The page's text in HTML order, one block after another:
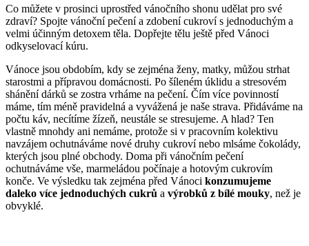
Co můžete v prosinci uprostřed vánočního shonu udělat pro své
zdraví? Spojte vánoční pečení a zdobení cukroví s jednoduchým a
velmi účinným detoxem těla. Dopřejte tělu ještě před Vánoci
odkyselovací kúru.
Vánoce jsou obdobím, kdy se zejména ženy, matky, můžou strhat
starostmi a přípravou domácnosti. Po šíleném úklidu a stresovém
shánění dárků se zostra vrháme na pečení. Čím více povinností
máme, tím méně pravidelná a vyvážená je naše strava. Přidáváme na
počtu káv, necítíme žízeň, neustále se stresujeme. A hlad? Ten
vlastně mnohdy ani nemáme, protože si v pracovním kolektivu
navzájem ochutnáváme nové druhy cukroví nebo mlsáme čokolády,
kterých jsou plné obchody. Doma při vánočním pečení
ochutnáváme vše, marmeládou počínaje a hotovým cukrovím
konče. Ve výsledku tak zejména před Vánoci konzumujeme
daleko více jednoduchých cukrů a výrobků z bílé mouky, než je
obvyklé.